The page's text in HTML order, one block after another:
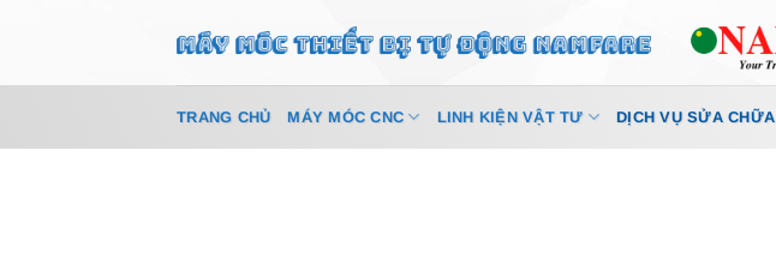
TRANG CHỦ MÁY MÓC CNC LINH KIỆN VẬT TƯ DỊCH VỤ SỬA CHỮA